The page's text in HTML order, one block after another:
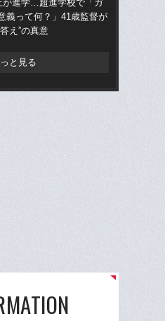
が進学…超進学校で「ガ
義って何？」41歳監督が
え”の真意
と見る